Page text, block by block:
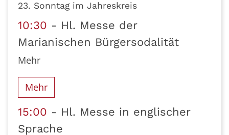
23. Sonntag im Jahreskreis
10:30
Hl. Messe der
Marianischen Bürgersodalität
Mehr
Mehr
15:00
Hl. Messe in englischer
Sprache